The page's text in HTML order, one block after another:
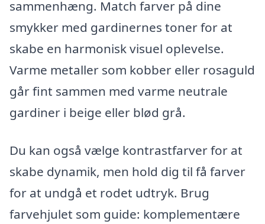
sammenhæng. Match farver på dine
smykker med gardinernes toner for at
skabe en harmonisk visuel oplevelse.
Varme metaller som kobber eller rosaguld
går fint sammen med varme neutrale
gardiner i beige eller blød grå.
Du kan også vælge kontrastfarver for at
skabe dynamik, men hold dig til få farver
for at undgå et rodet udtryk. Brug
farvehjulet som guide: komplementære